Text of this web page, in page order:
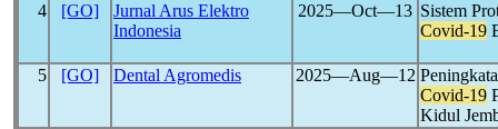
4
[GO]
Jurnal Arus Elektro
Indonesia
2025―Oct―13 Sistem
Covid-19
5 [GO] Dental Agromedis 2025―Aug―12
Covid-19
Kidul